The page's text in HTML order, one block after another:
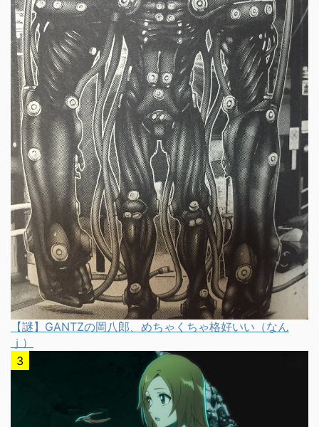
【謎】GANTZの岡八郎、めちゃくちゃ格好いい（なん
ｊ）